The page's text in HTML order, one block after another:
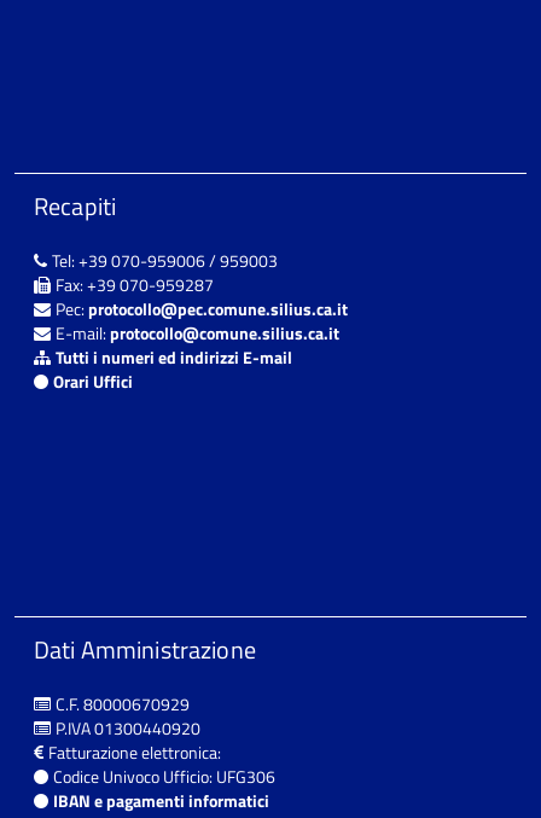
Recapiti
Tel: +39 070-959006 / 959003
Fax: +39 070-959287
Pec:protocollo@pec.comune.silius.ca.it
E-mail:protocollo@comune.silius.ca.it
Tutti i numeri ed indirizzi E-mail
Orari Uffici
Dati Amministrazione
C.F. 80000670929
P.IVA 01300440920
Fatturazione elettronica:
Codice Univoco Ufficio: UFG306
IBAN e pagamenti informatici